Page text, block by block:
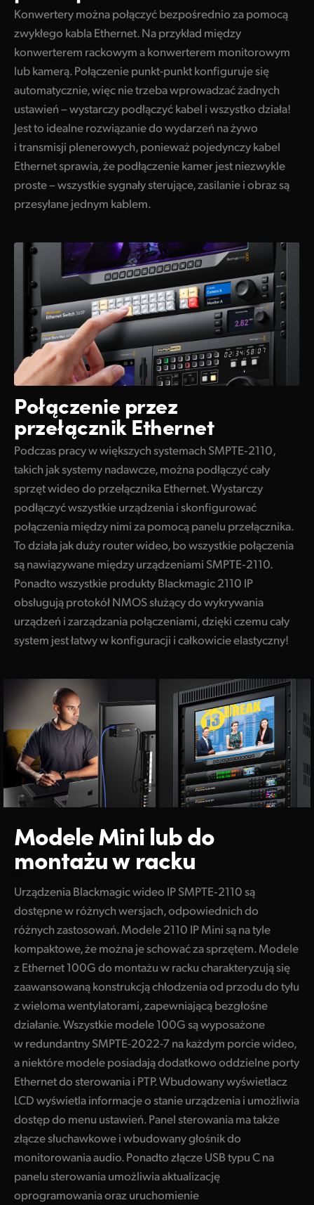
Konwertery można połączyć bezpośrednio za pomocą
zwykłego kabla Ethernet. Na przykład między
konwerterem rackowym a konwerterem monitorowym
lub kamerą. Połączenie punkt-punkt konfiguruje się
automatycznie, więc nie trzeba wprowadzać żadnych
ustawień – wystarczy podłączyć kabel i wszystko działa!
Jest to idealne rozwiązanie do wydarzeń na żywo
i transmisji plenerowych, ponieważ pojedynczy kabel
Ethernet sprawia, że podłączenie kamer jest niezwykle
proste – wszystkie sygnały sterujące, zasilanie i obraz są
przesyłane jednym kablem.
Połączenie przez
przełącznik Ethernet
Podczas pracy w większych systemach SMPTE‑2110,
takich jak systemy nadawcze, można podłączyć cały
sprzęt wideo do przełącznika Ethernet. Wystarczy
podłączyć wszystkie urządzenia i skonfigurować
połączenia między nimi za pomocą panelu przełącznika.
To działa jak duży routerwideo, bowszystkie połączenia
są nawiązywane między urządzeniami SMPTE‑2110.
Ponadto wszystkie produkty Blackmagic 2110 IP
obsługują protokół NMOS służący do wykrywania
urządzeń i zarządzania połączeniami, dzięki czemu cały
system jest łatwy w konfiguracji i całkowicie elastyczny!
Modele Mini lubdo
montażu w racku
Urządzenia Blackmagic wideo IP SMPTE‑2110 są
dostępne w różnych wersjach, odpowiednich do
różnych zastosowań. Modele 2110 IP Mini są na tyle
kompaktowe, że można je schować za sprzętem. Modele
z Ethernet 100G do montażu w racku charakteryzują się
zaawansowaną konstrukcją chłodzenia od przodu do tyłu
z wieloma wentylatorami, zapewniającą bezgłośne
działanie. Wszystkie modele 100G są wyposażone
w redundantny SMPTE-2022-7 na każdym porcie wideo,
a niektóre modele posiadają dodatkowo oddzielne porty
Ethernet do sterowania i PTP. Wbudowany wyświetlacz
LCD wyświetla informacje o stanie urządzenia i umożliwia
dostęp do menu ustawień. Panel sterowania ma także
złącze słuchawkowe i wbudowany głośnik do
monitorowania audio. Ponadto złącze USB typu C na
panelu sterowania umożliwia aktualizację
oprogramowania oraz uruchomienie